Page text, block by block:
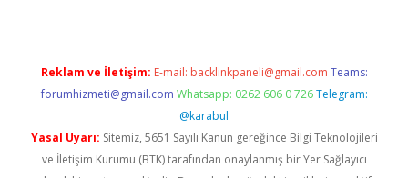
Reklam ve İletişim: E-mail: backlinkpaneli@gmail.com Teams:
forumhizmeti@gmail.com Whatsapp: 0262 606 0 726 Telegram:
@karabul
Yasal Uyarı: Sitemiz, 5651 Sayılı Kanun gereğince Bilgi Teknolojileri
ve İletişim Kurumu (BTK) tarafından onaylanmış bir Yer Sağlayıcı